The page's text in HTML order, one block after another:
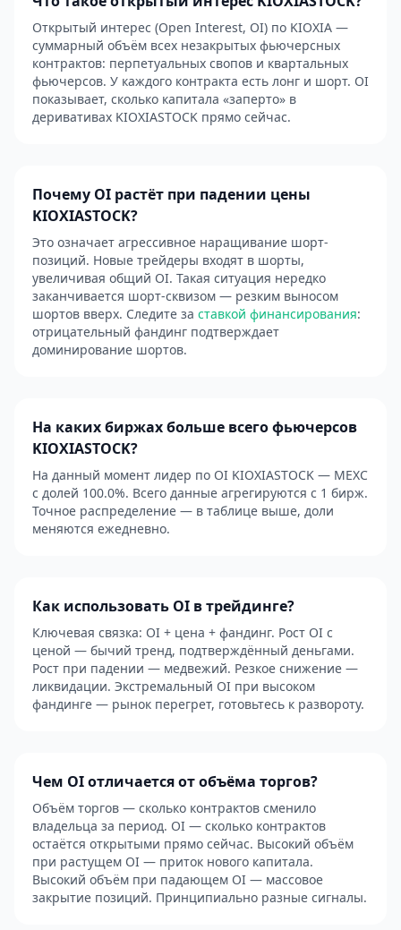
Открытый интерес (Open Interest, OI) по KIOXIA —
суммарный объём всех незакрытых фьючерсных
контрактов: перпетуальных свопов и квартальных
фьючерсов. У каждого контракта есть лонг и шорт. OI
показывает, сколько капитала «заперто» в
деривативах KIOXIASTOCK прямо сейчас.
Почему OI растёт при падении цены
KIOXIASTOCK?
Это означает агрессивное наращивание шорт-
позиций. Новые трейдеры входят в шорты,
увеличивая общий OI. Такая ситуация нередко
заканчивается шорт-сквизом — резким выносом
шортов вверх. Следите за ставкой финансирования:
отрицательный фандинг подтверждает
доминирование шортов.
На каких биржах больше всего фьючерсов
KIOXIASTOCK?
На данный момент лидер по OI KIOXIASTOCK — MEXC
с долей 100.0%. Всего данные агрегируются с 1 бирж.
Точное распределение — в таблице выше, доли
меняются ежедневно.
Как использовать OI в трейдинге?
Ключевая связка: OI + цена + фандинг. Рост OI с
ценой — бычий тренд, подтверждённый деньгами.
Рост при падении — медвежий. Резкое снижение —
ликвидации. Экстремальный OI при высоком
фандинге — рынок перегрет, готовьтесь к развороту.
Чем OI отличается от объёма торгов?
Объём торгов — сколько контрактов сменило
владельца за период. OI — сколько контрактов
остаётся открытыми прямо сейчас. Высокий объём
при растущем OI — приток нового капитала.
Высокий объём при падающем OI — массовое
закрытие позиций. Принципиально разные сигналы.